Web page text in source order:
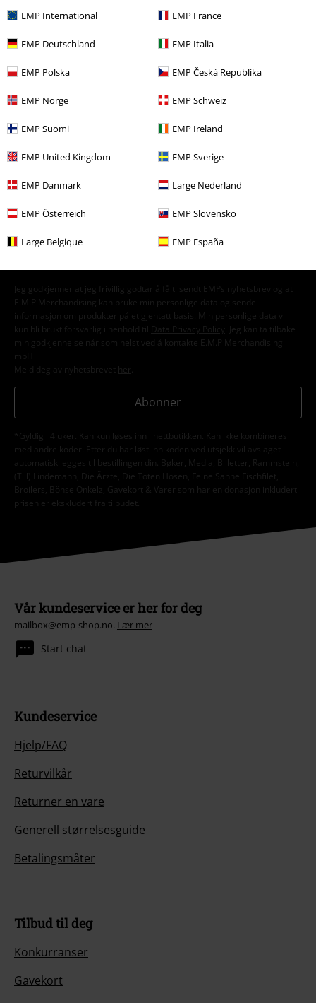
EMP International EMP France
EMP Deutschland EMP Italia
EMP Polska EMP Česká Republika
EMP Norge EMP Schweiz
EMP Suomi EMP Ireland
EMP United Kingdom EMP Sverige
EMP Danmark Large Nederland
EMP Österreich EMP Slovensko
Large Belgique EMP España
Bandmerch Sjanger Metalcore
Bandmerch Media
Salg % Band Merch
Salg % Media
Nyhetsbrev
Mer
Jeg godkjenner at jeg frivillig godtar å få tilsendt EMPs nyhetsbrev og at
E.M.P Merchandising kan bruke min personlige data og sende
informasjon om produkter på et gjentatt basis. Min personlige data vil
kun bli brukt forsvarlig i henhold til
Data Privacy Policy
. Jeg kan ta tilbake
min godkjennelse når som helst ved å kontakte E.M.P Merchandising
mbH
Meld deg av nyhetsbrevet her
Abonner
*Gyldig i 4 uker. Kan kun løses inn i nettbutikken. Kan ikke kombineres
med andre koder. Etter du har løst inn koden ved utsjekk vil avslaget
automatisk legges til bestillingen din. Bøker, Media, Billetter, Rammstein,
(Till) Lindemann, Die Ärzte, Die Toten Hosen, Feine Sahne Fischfilet,
Broilers, Böhse Onkelz, Gavekort & Varer som har en donasjon inkludert i
prisen er ekskludert fra tilbudet.
Vår kundeservice er her for deg
mailbox@emp-shop.no. Lær mer
Start chat
Kundeservice
Hjelp/FAQ
Returvilkår
Returner en vare
Generell størrelsesguide
Betalingsmåter
Tilbud til deg
Konkurranser
Gavekort